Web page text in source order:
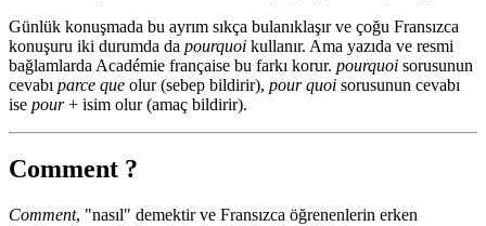
Günlük konuşmada bu ayrım sıkça bulanıklaşır ve çoğu Fransızca
konuşuru iki durumda da pourquoi kullanır. Ama yazıda ve resmi
bağlamlarda Académie française bu farkı korur. pourquoi sorusunun
cevabı parce que olur (sebep bildirir), pour quoi sorusunun cevabı
ise pour+ isim olur (amaç bildirir).
Comment ?
Comment, "nasıl" demektir ve Fransızca öğrenenlerin erken